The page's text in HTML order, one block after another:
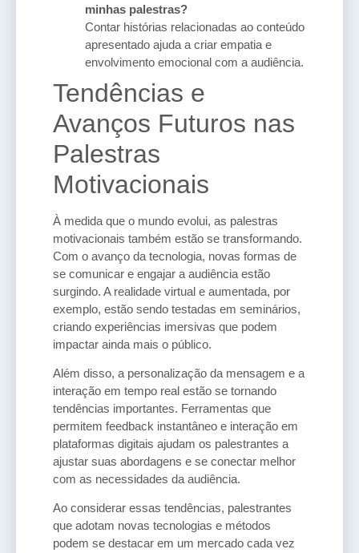
minhas palestras?
Contar histórias relacionadas ao conteúdo
apresentado ajuda a criar empatia e
envolvimento emocional com a audiência.
Tendências e
Avanços Futuros nas
Palestras
Motivacionais
À medida que o mundo evolui, as palestras
motivacionais também estão se transformando.
Com o avanço da tecnologia, novas formas de
se comunicar e engajar a audiência estão
surgindo. A realidade virtual e aumentada, por
exemplo, estão sendo testadas em seminários,
criando experiências imersivas que podem
impactar ainda mais o público.
Além disso, a personalização da mensagem e a
interação em tempo real estão se tornando
tendências importantes. Ferramentas que
permitem feedback instantâneo e interação em
plataformas digitais ajudam os palestrantes a
ajustar suas abordagens e se conectar melhor
com as necessidades da audiência.
Ao considerar essas tendências, palestrantes
que adotam novas tecnologias e métodos
podem se destacar em um mercado cada vez